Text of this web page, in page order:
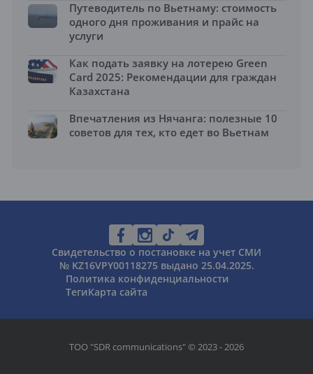
Путеводитель по Вьетнаму: стоимость
одного дня проживания и прайс на
услуги
Как подать заявку на лотерею Green
Card 2025: Рекомендации для граждан
Казахстана
Впечатления из Нячанга: полезные 10
советов для тех, кто едет во Вьетнам
Свидетельство о постановке на учет СМИ
№ KZ16VPY00118275 выдано 25.04.2025.
Политика конфиденциальности
ТегиКарта сайта
ТОО "SDR communications" © 2023 - 2026